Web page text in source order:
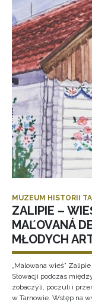
MUZEUM HISTORII
ZALIPIE –
MAĽOVANÁ
MŁODYCH
„Malowana wieś”
Słowacji podczas
zobaczyli, poczuli i
w Tarnowie. Wstęp na